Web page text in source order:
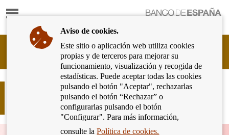
Mostrar
Ir
página
de
inicio
del
Banco
de
España
Cliente
Bancario
Banco
España
Eurosistema,
¿Qué es la inflación? ¿Cómo nos
Aviso de cookies.
Este sitio o aplicación web utiliza cookies
propias y de terceros para mejorar su
funcionamiento, visualización y recogida de
estadísticas. Puede aceptar todas las cookies
pulsando el botón "Aceptar", rechazarlas
pulsando el botón “Rechazar” o
configurarlas pulsando el botón
"Configurar". Para más información,
consulte laPolítica de cookies.